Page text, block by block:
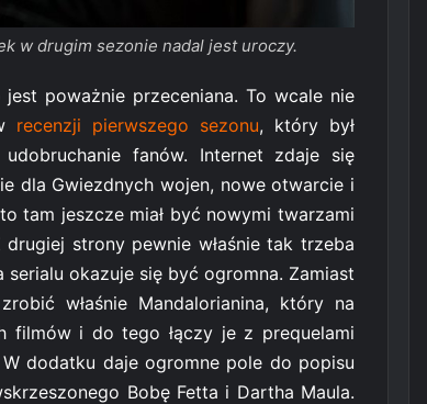
w drugim sezonie nadal jest uroczy.
poważnie przeceniana. To wcale nie
recenzji pierwszego sezonu, który był
fanów. Internet zdaje się
dla Gwiezdnych wojen, nowe otwarcie i
tam jeszcze miał być nowymi twarzami
strony pewnie właśnie tak trzeba
okazuje się być ogromna. Zamiast
właśnie Mandalorianina, który na
filmów i do tego łączy je z prequelami
dodatku daje ogromne pole do popisu
Bobę Fetta i Dartha Maula.